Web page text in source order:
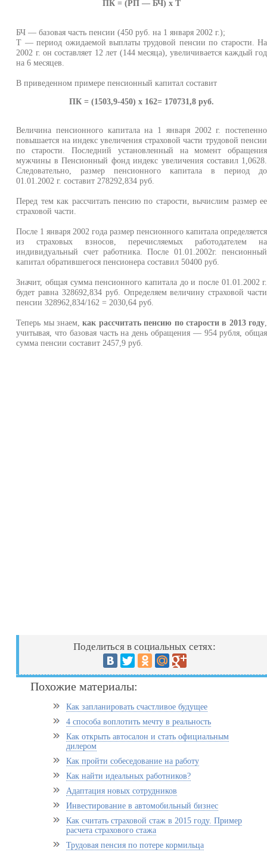
ПК = (РП — БЧ) х Т
БЧ — базовая часть пенсии (450 руб. на 1 января 2002 г.);
Т — период ожидаемой выплаты трудовой пенсии по старости. На
2002 г. он составляет 12 лет (144 месяца), увеличивается каждый год
на 6 месяцев.
В приведенном примере пенсионный капитал составит
ПК = (1503,9-450) х 162= 170731,8 руб.
Величина пенсионного капитала на 1 января 2002 г. постепенно
повышается на индекс увеличения страховой части трудовой пенсии
по старости. Последний установленный на момент обращения
мужчины в Пенсионный фонд индекс увеличения составил 1,0628.
Следовательно, размер пенсионного капитала в период до
01.01.2002 г. составит 278292,834 руб.
Перед тем как рассчитать пенсию по старости, вычислим размер ее
страховой части.
После 1 января 2002 года размер пенсионного капитала определяется
из страховых взносов, перечисляемых работодателем на
индивидуальный счет работника. После 01.01.2002г. пенсионный
капитал обратившегося пенсионера составил 50400 руб.
Значит, общая сумма пенсионного капитала до и после 01.01.2002 г.
будет равна 328692,834 руб. Определяем величину страховой части
пенсии 328962,834/162 = 2030,64 руб.
Теперь мы знаем,как рассчитать пенсию по старости в 2013 году,
учитывая, что базовая часть на день обращения — 954 рубля, общая
сумма пенсии составит 2457,9 руб.
Поделиться в социальных сетях:
Похожие материалы:
Как запланировать счастливое будущее
4 способа воплотить мечту в реальность
Как открыть автосалон и стать официальным
дилером
Как пройти собеседование на работу
Как найти идеальных работников?
Адаптация новых сотрудников
Инвестирование в автомобильный бизнес
Как считать страховой стаж в 2015 году. Пример
расчета страхового стажа
Трудовая пенсия по потере кормильца